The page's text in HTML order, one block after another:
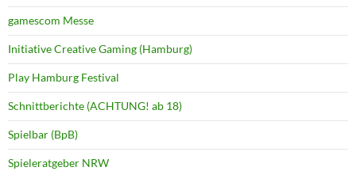
gamescom Messe
Initiative Creative Gaming (Hamburg)
Play Hamburg Festival
Schnittberichte (ACHTUNG! ab 18)
Spielbar (BpB)
Spieleratgeber NRW